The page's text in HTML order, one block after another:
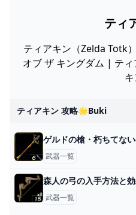
ティ
ティアキン（Zelda Totk
オブ ザ キングダム | テ
ティアキン 攻略🌟buki
ゲルドの槍・朽ちてな
武器一覧
森人の弓の入手方法と
武器一覧